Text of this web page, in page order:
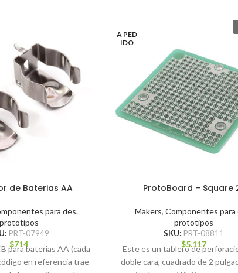
de Baterias AA
para des.
prototipos
PRT-07949
$714
para baterias AA (cada
en referencia trae
A PED
IDO
ProtoBoard – Square
Makers, Componentes para
prototipos
SKU: PRT-08811
$5.117
Este es un tablero de
doble cara, cuadrado de 2